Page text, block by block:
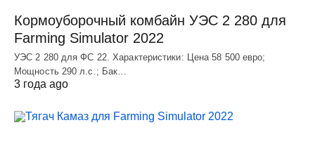
Кормоуборочный комбайн УЭC 2 280 для
Farming Simulator 2022
УЭC 2 280 для ФС 22. Характеристики: Цена 58 500 евро;
Мощность 290 л.с.; Бак…
3 года ago